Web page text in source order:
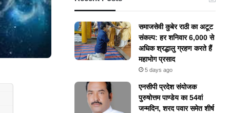
समाजसेवी कुबेर राठी का अटूट
संकल्प: हर शनिवार 6,000 से
अधिक श्रद्धालु ग्रहण करते हैं
महाभोग प्रसाद
5 days ago
एनसीपी प्रदेश संयोजक
पुरुषोत्तम पाण्डेय का 54वां
जन्मदिन, शरद पवार समेत शीर्ष